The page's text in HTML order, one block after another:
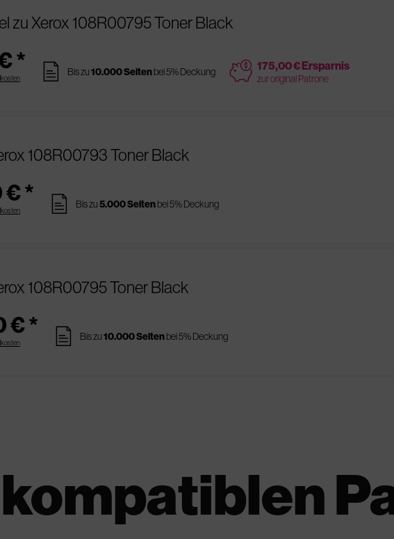
zu Xerox 108R00795 Toner Black
* pages Bis zu10.000 Seitenbei 5% Deckung price 175,00 € Ersparnis
zur original Patrone
108R00793 Toner Black
€ * pages Bis zu5.000 Seitenbei 5% Deckung
108R00795 Toner Black
€ * pages Bis zu10.000 Seitenbei 5% Deckung